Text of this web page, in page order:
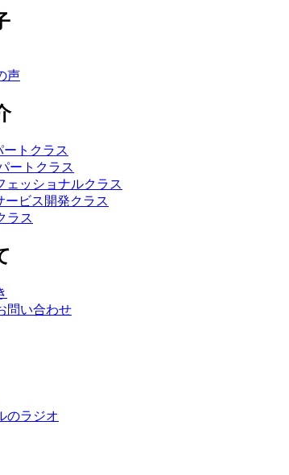
声
ートクラス
ートクラス
ェッショナルクラス
ービス開発クラス
ラス
問い合わせ
のラジオ